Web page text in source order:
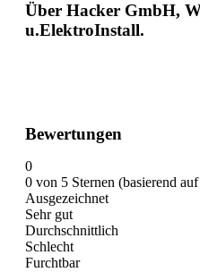
Über Hacker GmbH,
u.ElektroInstall.
Bewertungen
0
0 von 5 Sternen (basierend
Ausgezeichnet
Sehr gut
Durchschnittlich
Schlecht
Furchtbar